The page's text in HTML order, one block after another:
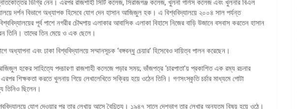
ডিগ্রি নেন। এরপর রাজশাহী সিটি কলেজ, সিরাজগঞ্জ কলেজ, খুলনা গার্লস কলেজ এবং খুলনার বিএল
দর্শন বিভাগে অধ্যাপক হিসেবে যোগ দেন হাসান আজিজুল হক। এ বিশ্ববিদ্যালয়ে ২০০৪ সাল পর্যন্ত
পূর্ব পাশে নগরীর চৌদ্দপায় এলাকার আবাসিক এলাকা বিহাসে নিজের বাড়ি উজানে বসবাস করতেন হাসান
তিনি। তাদের তিন মেয়ে ও এক ছেলে।
অধ্যাপনা এবং ঢাকা বিশ্ববিদ্যালয়ে সম্মানসূচক ‘বঙ্গবন্ধু চেয়ার’ হিসেবেও দায়িত্ব পালন করেছেন।
হকের সাহিত্যে পদচারণা রাজশাহী কলেজে পড়ার সময়; ভাঁজপত্র ‘চারপাতা’য় প্রকাশিত এক রম্য রচনার
শিক্ষকতা করতে খুলনায় গিয়ে লেখালেখিতে সক্রিয় হয়ে ওঠেন তিনি। গণসংস্কৃতি চর্চার মাধ্যমে গোটা
তিনিও ছিলেন।
যোগ দেওয়ার পর তার লেখায় আসে বৈচিত্র্য। ১৯৪৭ সালে দেশভাগ তার লেখার অন্যতম বিষয় হয়ে ওঠে।